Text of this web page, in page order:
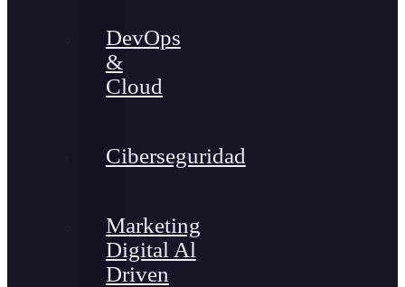
DevOps
&
Cloud
Ciberseguridad
Marketing
Digital Al
Driven